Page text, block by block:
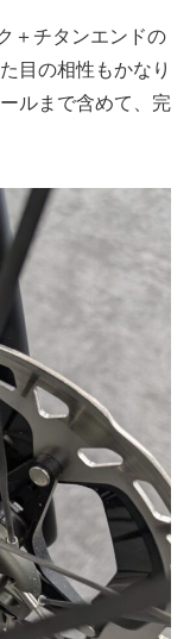
＋チタンエンドの
目の相性もかなり
ルまで含めて、完